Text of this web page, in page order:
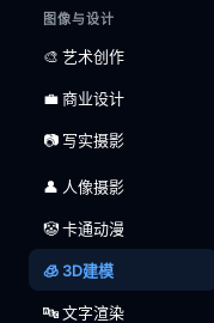
图像与设计
🎨 艺术创作
💼 商业设计
📷 写实摄影
👤 人像摄影
🤡 卡通动漫
🧊 3D建模
🔤 文字渲染